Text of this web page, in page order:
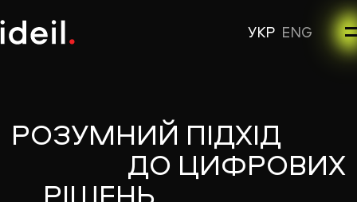
УКР ENG
PОЗУМНИЙ ПІДХІД
ДО ЦИФРОВИХ